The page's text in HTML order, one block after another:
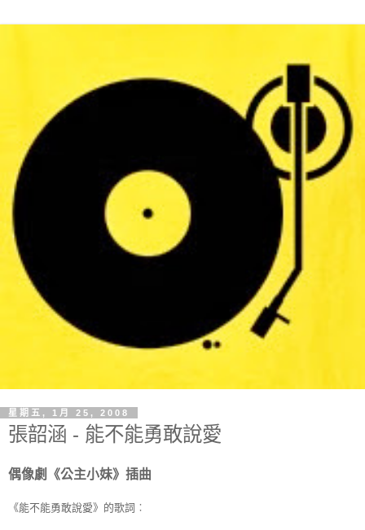
星期五, 1月 25, 2008
張韶涵 - 能不能勇敢說愛
偶像劇《公主小妹》插曲
《能不能勇敢說愛》的歌詞︰